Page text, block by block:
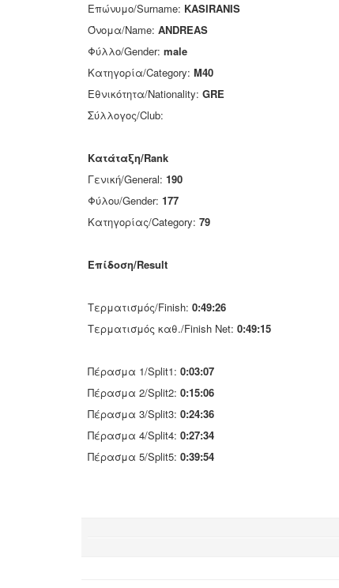
Επώνυμο/Surname: KASIRANIS
Όνομα/Name:ANDREAS
Φύλλο/Gender:male
Κατηγορία/Category:M40
Εθνικότητα/Nationality:GRE
Σύλλογος/Club:
Κατάταξη/Rank
Γενική/General:190
Φύλου/Gender: 177
Κατηγορίας/Category:79
Επίδοση/Result
Τερματισμός/Finish:0:49:26
Τερματισμός καθ./Finish Net: 0:49:15
Πέρασμα 1/Split1:0:03:07
Πέρασμα 2/Split2:0:15:06
Πέρασμα 3/Split3:0:24:36
Πέρασμα 4/Split4:0:27:34
Πέρασμα 5/Split5:0:39:54